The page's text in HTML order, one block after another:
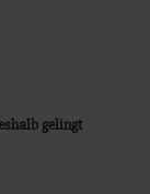
gelingt